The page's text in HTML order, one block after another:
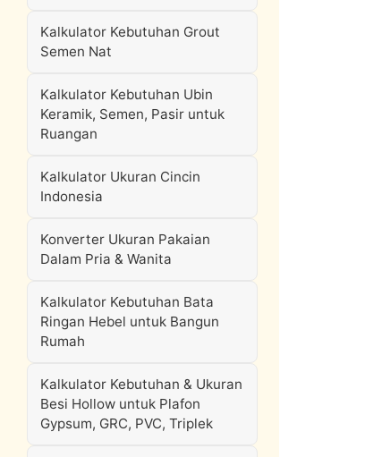
Kalkulator Kebutuhan Grout
Semen Nat
Kalkulator Kebutuhan Ubin
Keramik, Semen, Pasir untuk
Ruangan
Kalkulator Ukuran Cincin
Indonesia
Konverter Ukuran Pakaian
Dalam Pria & Wanita
Kalkulator Kebutuhan Bata
Ringan Hebel untuk Bangun
Rumah
Kalkulator Kebutuhan & Ukuran
Besi Hollow untuk Plafon
Gypsum, GRC, PVC, Triplek